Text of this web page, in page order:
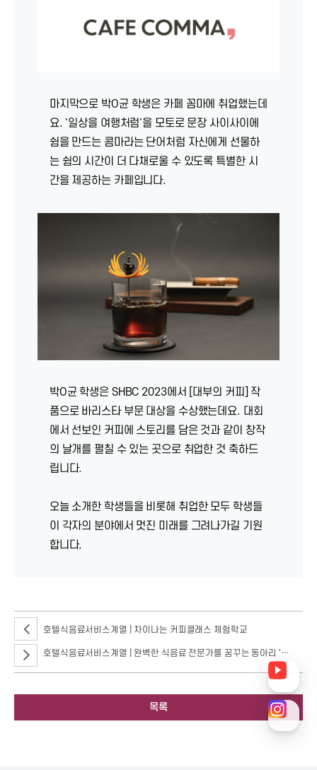
마지막으로 박O균 학생은 카페 꼼마에 취업했는데
요. '일상을 여행처럼'을 모토로 문장 사이사이에
쉼을 만드는 콤마라는 단어처럼 자신에게 선물하
는 쉼의 시간이 더 다채로울 수 있도록 특별한 시
간을 제공하는 카페입니다.
박O균 학생은 SHBC 2023에서 [대부의 커피] 작
품으로 바리스타 부문 대상을 수상했는데요. 대회
에서 선보인 커피에 스토리를 담은 것과 같이 창작
의 날개를 펼칠 수 있는 곳으로 취업한 것 축하드
립니다.
오늘 소개한 학생들을 비롯해 취업한 모두 학생들
이 각자의 분야에서 멋진 미래를 그려나가길 기원
합니다.
호텔식음료서비스계열 | 차이나는 커피클래스 체험학교
호텔식음료서비스계열 | 완벽한 식음료 전문가를 꿈꾸는 동아리 '드림팀'
목록